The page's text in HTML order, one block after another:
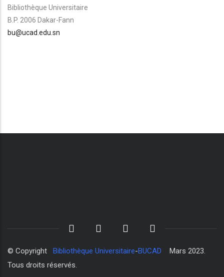
Bibliothèque Universitaire
B.P. 2006 Dakar-Fann
bu@ucad.edu.sn
© Copyright Bibliothèque Universitaire-BUCAD Mars 2023.
Tous droits réservés.